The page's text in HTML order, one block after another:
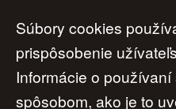
Súbory cookies
prispôsobenie
Informácie o
spôsobom, ako je to